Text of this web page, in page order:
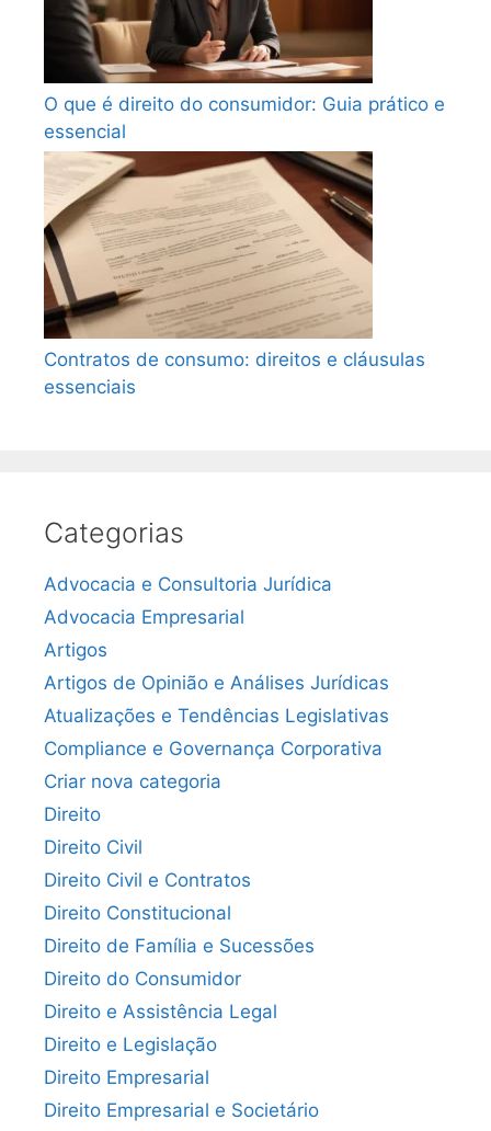
O que é direito do consumidor: Guia prático e
essencial
Contratos de consumo: direitos e cláusulas
essenciais
Categorias
Advocacia e Consultoria Jurídica
Advocacia Empresarial
Artigos
Artigos de Opinião e Análises Jurídicas
Atualizações e Tendências Legislativas
Compliance e Governança Corporativa
Criar nova categoria
Direito
Direito Civil
Direito Civil e Contratos
Direito Constitucional
Direito de Família e Sucessões
Direito do Consumidor
Direito e Assistência Legal
Direito e Legislação
Direito Empresarial
Direito Empresarial e Societário